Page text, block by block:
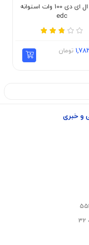
لامپ ال ای دی 100 وات استوانه
edc
تومان
و خبری